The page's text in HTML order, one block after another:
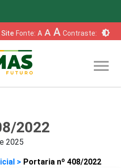
Site Fonte: A A A Contraste: brightness_6
menu
2022
2025
> Portaria nº 408/2022